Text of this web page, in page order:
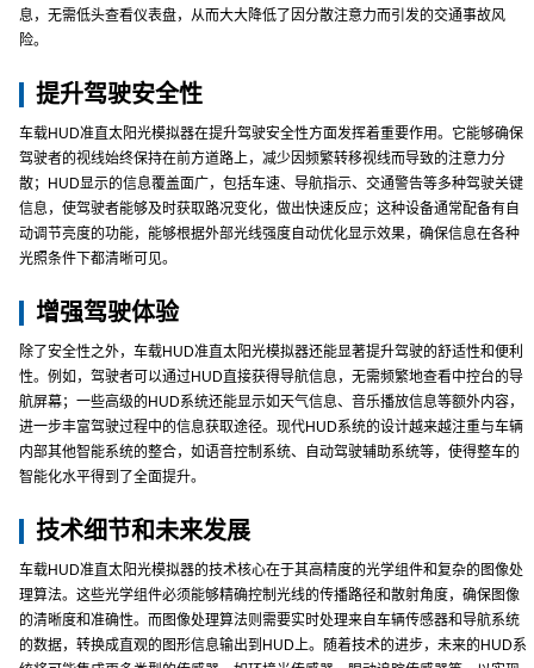
息，无需低头查看仪表盘，从而大大降低了因分散注意力而引发的交通事故风
险。
提升驾驶安全性
车载HUD准直太阳光模拟器在提升驾驶安全性方面发挥着重要作用。它能够确保
驾驶者的视线始终保持在前方道路上，减少因频繁转移视线而导致的注意力分
散；HUD显示的信息覆盖面广，包括车速、导航指示、交通警告等多种驾驶关键
信息，使驾驶者能够及时获取路况变化，做出快速反应；这种设备通常配备有自
动调节亮度的功能，能够根据外部光线强度自动优化显示效果，确保信息在各种
光照条件下都清晰可见。
增强驾驶体验
除了安全性之外，车载HUD准直太阳光模拟器还能显著提升驾驶的舒适性和便利
性。例如，驾驶者可以通过HUD直接获得导航信息，无需频繁地查看中控台的导
航屏幕；一些高级的HUD系统还能显示如天气信息、音乐播放信息等额外内容，
进一步丰富驾驶过程中的信息获取途径。现代HUD系统的设计越来越注重与车辆
内部其他智能系统的整合，如语音控制系统、自动驾驶辅助系统等，使得整车的
智能化水平得到了全面提升。
技术细节和未来发展
车载HUD准直太阳光模拟器的技术核心在于其高精度的光学组件和复杂的图像处
理算法。这些光学组件必须能够精确控制光线的传播路径和散射角度，确保图像
的清晰度和准确性。而图像处理算法则需要实时处理来自车辆传感器和导航系统
的数据，转换成直观的图形信息输出到HUD上。随着技术的进步，未来的HUD系